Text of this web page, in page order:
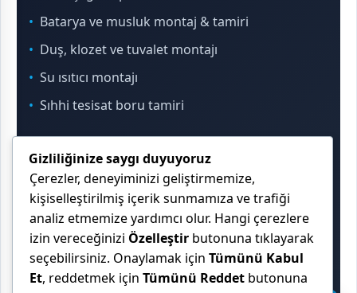
Batarya ve musluk montaj & tamiri
Duş, klozet ve tuvalet montajı
Su ısıtıcı montajı
Sıhhi tesisat boru tamiri
İletişim & Konum
Çekmeköy, Sancaktepe, Ümraniye ve İstanbul
Anadolu Yakası genelinde hizmet veriyoruz.
Gizliliğinize saygı duyuyoruz
Çerezler, deneyiminizi geliştirmemize,
kişiselleştirilmiş içerik sunmamıza ve trafiği
analiz etmemize yardımcı olur. Hangi çerezlere
izin vereceğinizi Özelleştir butonuna tıklayarak
seçebilirsiniz. Onaylamak için Tümünü Kabul
Et, reddetmek için Tümünü Reddet butonuna